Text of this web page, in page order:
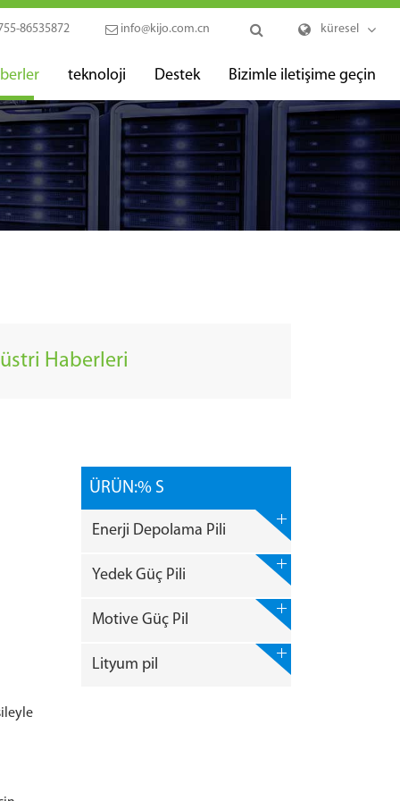
86535872 info@kijo.com.cn küresel
teknoloji Destek Bizimle iletişime geçin
Haberleri
ÜRÜN:% S
Enerji Depolama Pili
Yedek Güç Pili
Motive Güç Pil
Lityum pil